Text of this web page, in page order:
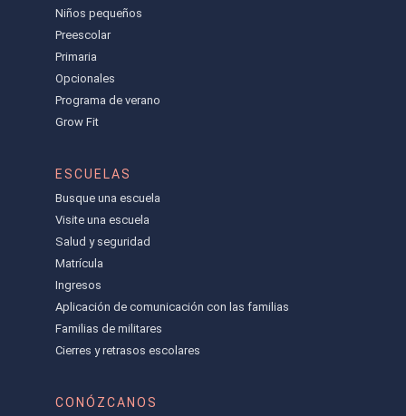
Niños pequeños
Preescolar
Primaria
Opcionales
Programa de verano
Grow Fit
ESCUELAS
Busque una escuela
Visite una escuela
Salud y seguridad
Matrícula
Ingresos
Aplicación de comunicación con las familias
Familias de militares
Cierres y retrasos escolares
CONÓZCANOS